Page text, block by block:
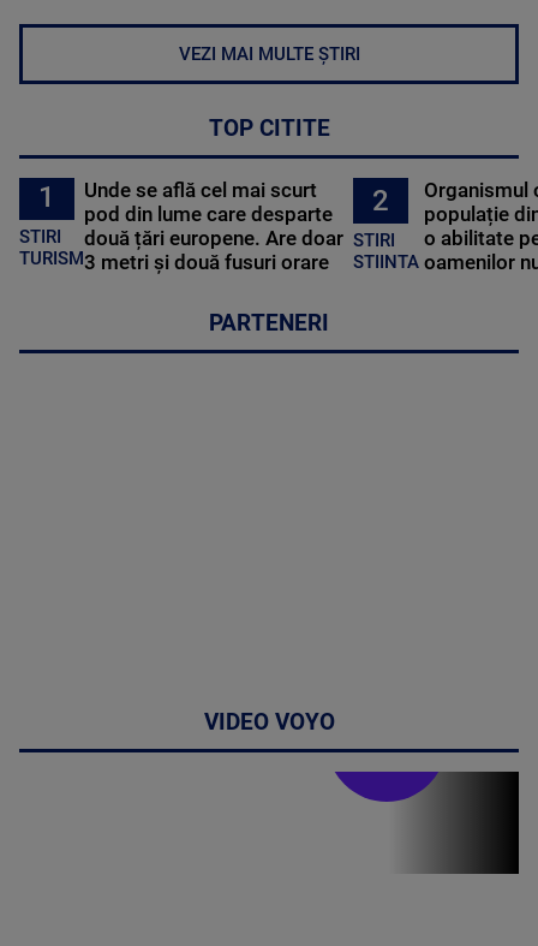
VEZI MAI MULTE ȘTIRI
TOP CITITE
1
STIRI
TURISM
Unde se află cel mai scurt
pod din lume care desparte
două țări europene. Are doar
3 metri și două fusuri orare
2
STIRI
STIINTA
Organismul
populație
o abilitate
oamenilor
PARTENERI
VIDEO VOYO